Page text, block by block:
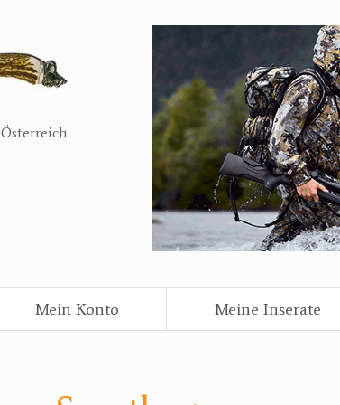
Österreich
Mein Konto Meine Inserate